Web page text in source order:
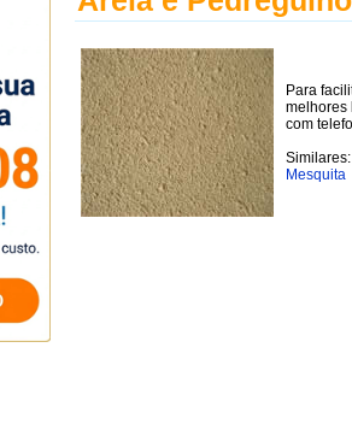
Para
melhores
com
Mesquita